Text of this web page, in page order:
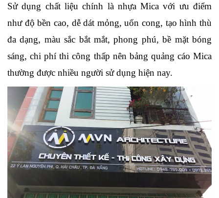
Sử dụng chất liệu chính là nhựa Mica với ưu điểm
như độ bền cao, dễ dát mỏng, uốn cong, tạo hình thù
đa dạng, màu sắc bắt mắt, phong phú, bề mặt bóng
sáng, chi phí thi công thấp nên bảng quảng cáo Mica
thường được nhiều người sử dụng hiện nay.